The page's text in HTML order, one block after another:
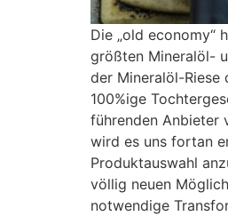
Die „old economy“
größten Mineralöl-
der Mineralöl-Riese
100%ige
führenden Anbieter
wird es uns fortan
Produktauswahl
völlig neuen
notwendige